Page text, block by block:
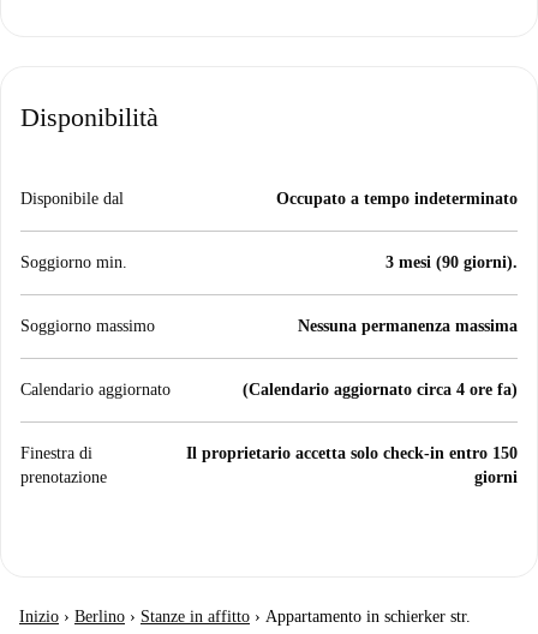
Disponibilità
Disponibile dal Occupato a tempo indeterminato
Soggiorno min. 3 mesi (90 giorni).
Soggiorno massimo Nessuna permanenza massima
Calendario aggiornato (Calendario aggiornato circa 4 ore fa)
Finestra di
prenotazione
Il proprietario accetta solo check-in entro 150
giorni
Inizio › Berlino › Stanze in affitto › Appartamento in schierker str.